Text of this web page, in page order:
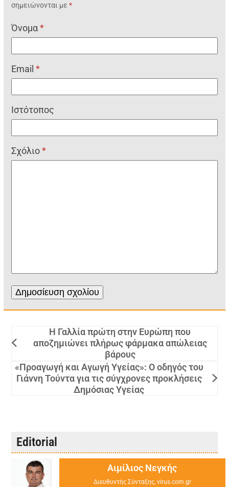
σημειώνονται με*
Όνομα*
Email*
Ιστότοπος
Σχόλιο*
Η Γαλλία πρώτη στην Ευρώπη που
αποζημιώνει πλήρως φάρμακα απώλειας
βάρους
«Προαγωγή και Αγωγή Υγείας»: Ο οδηγός του
Γιάννη Τούντα για τις σύγχρονες προκλήσεις
Δημόσιας Υγείας
Editorial
Αιμίλιος Νεγκής
Διευθυντής Σύνταξης, virus.com.gr